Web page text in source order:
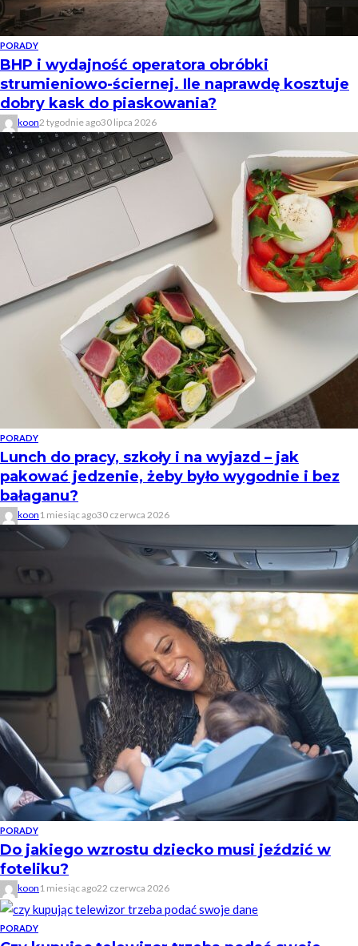
PORADY
BHP i wydajność operatora obróbki
strumieniowo-ściernej. Ile naprawdę kosztuje
dobry kask do piaskowania?
koon2 tygodnie ago30 lipca 2026
PORADY
Lunch do pracy, szkoły i na wyjazd – jak
pakować jedzenie, żeby było wygodnie i bez
bałaganu?
koon 1 miesiąc ago30 czerwca 2026
PORADY
Do jakiego wzrostu dziecko musi jeździć w
foteliku?
koon 1 miesiąc ago22 czerwca 2026
PORADY